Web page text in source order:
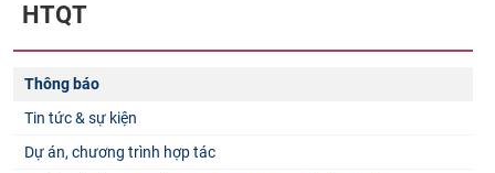
HTQT
Thông báo
Tin tức & sự kiện
Dự án, chương trình hợp tác